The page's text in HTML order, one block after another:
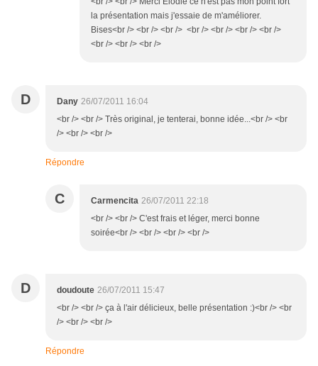
la présentation mais j'essaie de m'améliorer.
Bises<br /> <br /> <br /> <br /> <br /> <br /> <br />
<br /> <br /> <br />
D Dany 26/07/2011 16:04
<br /> <br /> Très original, je tenterai, bonne idée...<br /> <br
/> <br /> <br />
Répondre
C Carmencita 26/07/2011 22:18
<br /> <br /> C'est frais et léger, merci bonne
soirée<br /> <br /> <br /> <br />
D doudoute 26/07/2011 15:47
<br /> <br /> ça à l'air délicieux, belle présentation :)<br /> <br
/> <br /> <br />
Répondre